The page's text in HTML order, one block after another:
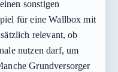
sonstigen
für eine Wallbox mit
relevant, ob
nutzen darf, um
Grundversorger